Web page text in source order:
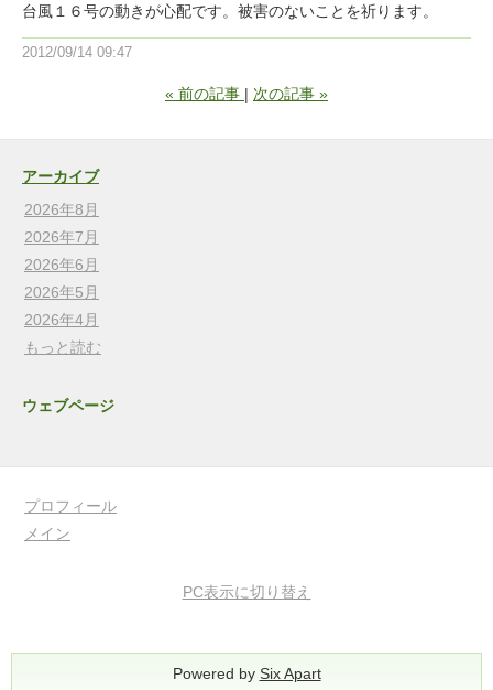
台風１６号の動きが心配です。被害のないことを祈ります。
2012/09/14 09:47
« 前の記事 次の記事 »
アーカイブ
2026年8月
2026年7月
2026年6月
2026年5月
2026年4月
もっと読む
ウェブページ
プロフィール
メイン
PC表示に切り替え
Powered by Six Apart